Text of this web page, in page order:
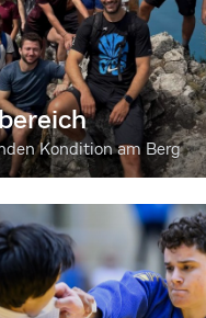
Kondition am Berg